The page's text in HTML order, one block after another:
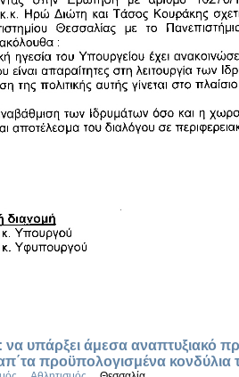
υπάρξει άμεσα αναπτυξιακό
προϋπολογισμένα